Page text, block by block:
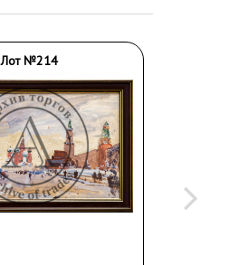
Лот №214